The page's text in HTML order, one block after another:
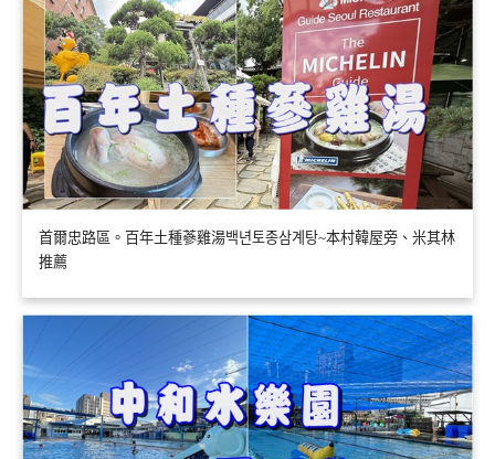
首爾忠路區。百年土種蔘雞湯백년토종삼계탕~本村韓屋旁、米其林
推薦